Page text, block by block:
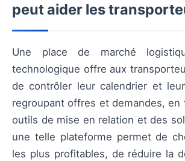
peut aider les
Une place de marché
technologique offre aux
de contrôler leur calendrier et
regroupant offres et demandes, en
outils de mise en relation et des
une telle plateforme permet de
les plus profitables, de réduire la